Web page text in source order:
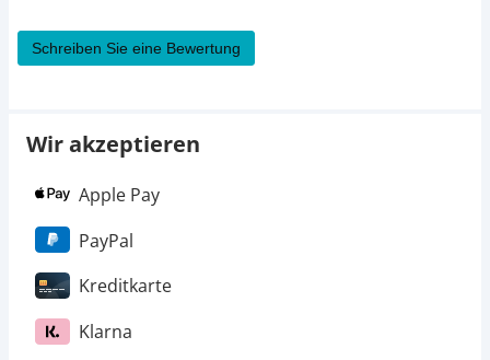
Schreiben Sie eine Bewertung
Wir akzeptieren
Apple Pay
PayPal
Kreditkarte
Klarna